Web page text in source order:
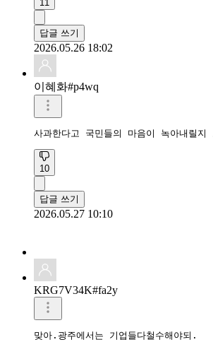
11
답글 쓰기
2026.05.26 18:02
이혜화#p4wq
사과한다고 국민들의 마음이 녹아내릴지
10
답글 쓰기
2026.05.27 10:10
KRG7V34K#fa2y
맞아.광주에서는 기업들다철수해야되.